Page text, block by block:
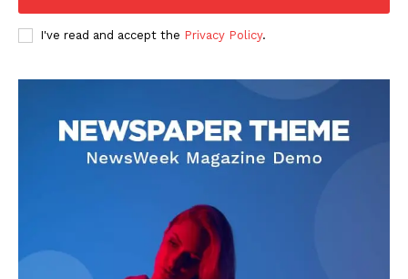
DOWNLOAD NOW
AIN NEWS 1
Contact Us
I've read and accept the Privacy Policy.